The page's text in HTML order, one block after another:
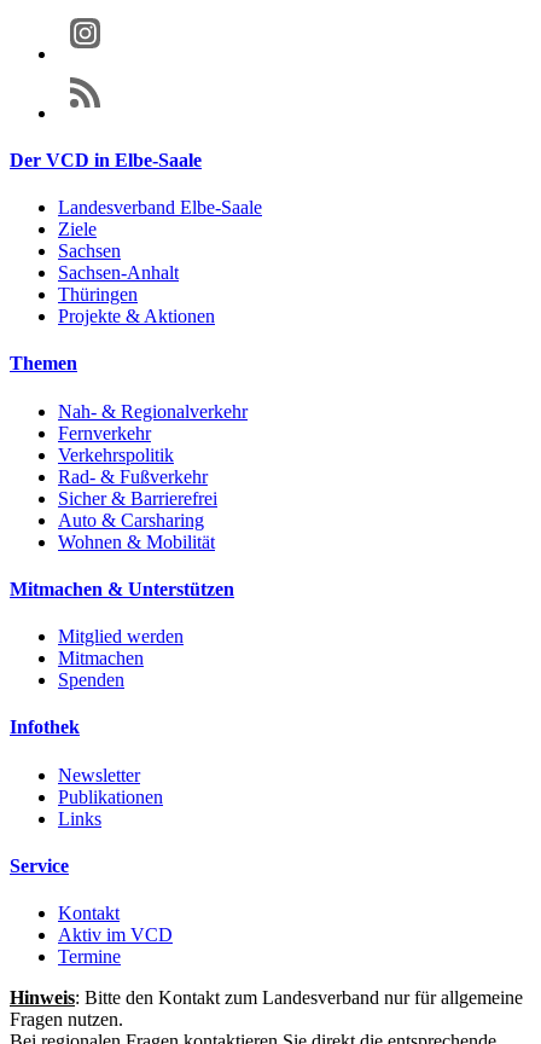
Der VCD in Elbe-Saale
Landesverband Elbe-Saale
Ziele
Sachsen
Sachsen-Anhalt
Thüringen
Projekte & Aktionen
Themen
Nah- & Regionalverkehr
Fernverkehr
Verkehrspolitik
Rad- & Fußverkehr
Sicher & Barrierefrei
Auto & Carsharing
Wohnen & Mobilität
Mitmachen & Unterstützen
Mitglied werden
Mitmachen
Spenden
Infothek
Newsletter
Publikationen
Links
Service
Kontakt
Aktiv im VCD
Termine
Hinweis: Bitte den Kontakt zum Landesverband nur für allgemeine
Fragen nutzen.